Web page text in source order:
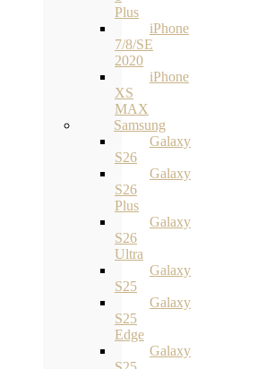
Plus
iPhone
7/8/SE
2020
iPhone
XS
MAX
Samsung
Galaxy
S26
Galaxy
S26
Plus
Galaxy
S26
Ultra
Galaxy
S25
Galaxy
S25
Edge
Galaxy